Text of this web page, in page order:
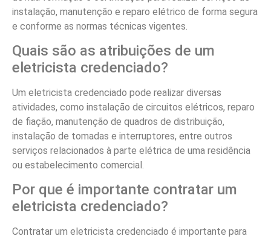
instalação, manutenção e reparo elétrico de forma segura
e conforme as normas técnicas vigentes.
Quais são as atribuições de um
eletricista credenciado?
Um eletricista credenciado pode realizar diversas
atividades, como instalação de circuitos elétricos, reparo
de fiação, manutenção de quadros de distribuição,
instalação de tomadas e interruptores, entre outros
serviços relacionados à parte elétrica de uma residência
ou estabelecimento comercial.
Por que é importante contratar um
eletricista credenciado?
Contratar um eletricista credenciado é importante para